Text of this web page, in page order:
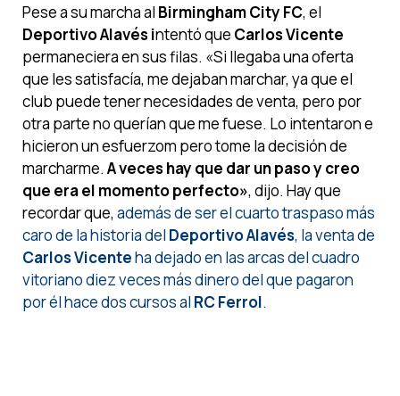
Pese a su marcha al Birmingham City FC, el
Deportivo Alavés intentó que Carlos Vicente
permaneciera en sus filas. «Si llegaba una oferta
que les satisfacía, me dejaban marchar, ya que el
club puede tener necesidades de venta, pero por
otra parte no querían que me fuese. Lo intentaron e
hicieron un esfuerzom pero tome la decisión de
marcharme. A veces hay que dar un paso y creo
que era el momento perfecto», dijo. Hay que
recordar que, además de ser el cuarto traspaso más
caro de la historia del Deportivo Alavés, la venta de
Carlos Vicenteha dejado en las arcas del cuadro
vitoriano diez veces más dinero del que pagaron
por él hace dos cursos al RC Ferrol.